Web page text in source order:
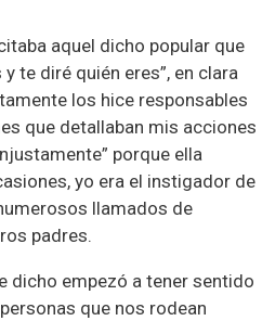
aquel dicho popular que
te diré quién eres”, en clara
los hice responsables
que detallaban mis acciones
porque ella
yo era el instigador de
llamados de
padres.
dicho empezó a tener sentido
que nos rodean